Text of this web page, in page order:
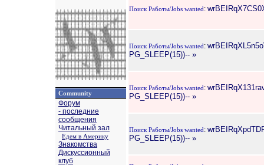
Community
Форум
- последние
сообщения
Читальный зал
Едем в Америку
Знакомства
Дискуссионный
клуб
Поиск Работы/Jobs wanted :
Поиск Работы/Jobs wanted :
PG_SLEEP(15))-- »
Поиск Работы/Jobs wanted :
PG_SLEEP(15))-- »
Поиск Работы/Jobs wanted :
PG_SLEEP(15))-- »